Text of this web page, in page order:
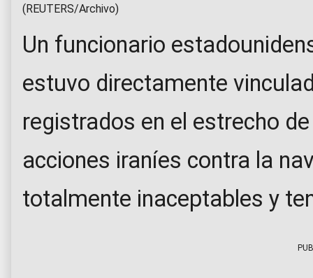
(REUTERS/Archivo)
Un funcionario
estuvo directamente
registrados en el estrecho
acciones iraníes contra la
totalmente inaceptables y